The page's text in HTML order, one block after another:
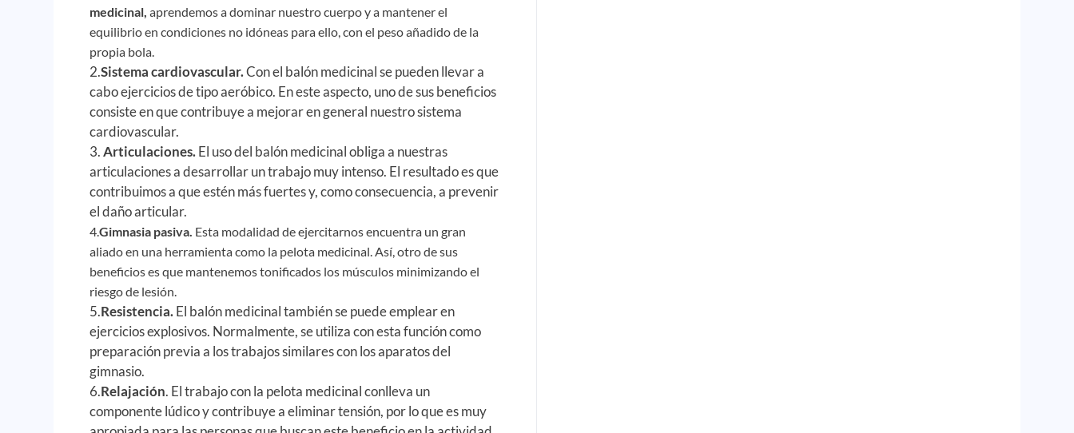
medicinal, aprendemos a dominar nuestro cuerpo y a mantener el
equilibrio en condiciones no idóneas para ello, con el peso añadido de la
propia bola.
2.Sistema cardiovascular.Con el balón medicinal se pueden llevar a
cabo ejercicios de tipo aeróbico. En este aspecto, uno de sus beneficios
consiste en que contribuye a mejorar en general nuestro sistema
cardiovascular.
3.Articulaciones.El uso del balón medicinal obliga a nuestras
articulaciones a desarrollar un trabajo muy intenso. El resultado es que
contribuimos a que estén más fuertes y, como consecuencia, a prevenir
el daño articular.
4.Gimnasia pasiva. Esta modalidad de ejercitarnos encuentra un gran
aliado en una herramienta como la pelota medicinal. Así, otro de sus
beneficios es que mantenemos tonificados los músculos minimizando el
riesgo de lesión.
5.Resistencia.El balón medicinal también se puede emplear en
ejercicios explosivos. Normalmente, se utiliza con esta función como
preparación previa a los trabajos similares con los aparatos del
gimnasio.
6.Relajación. El trabajo con la pelota medicinal conlleva un
componente lúdico y contribuye a eliminar tensión, por lo que es muy